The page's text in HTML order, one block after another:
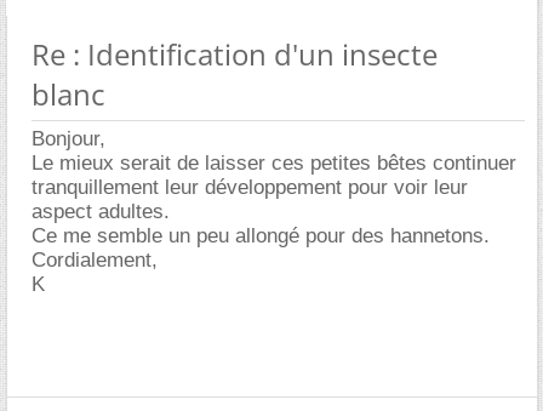
Re : Identification d'un insecte
blanc
Bonjour,
Le mieux serait de laisser ces petites bêtes continuer
tranquillement leur développement pour voir leur
aspect adultes.
Ce me semble un peu allongé pour des hannetons.
Cordialement,
K